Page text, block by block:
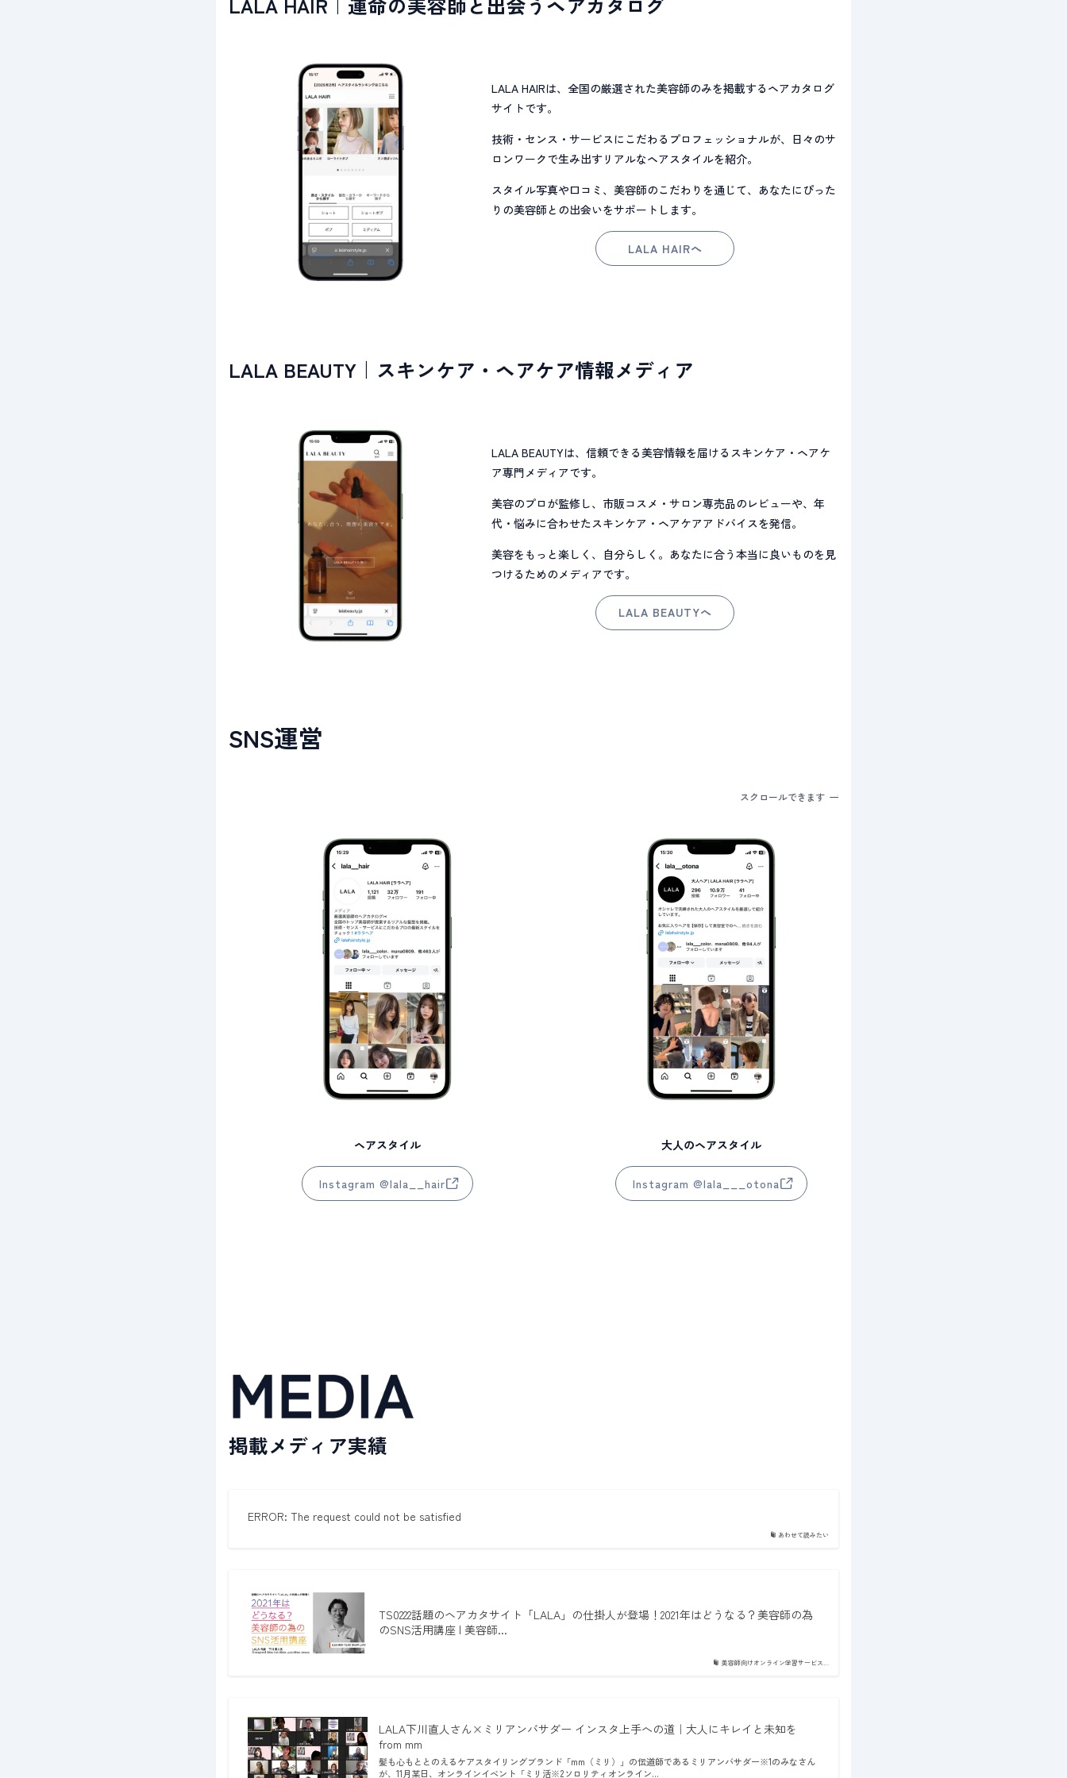
LALA HAIRは、全国の厳選された美容師のみを掲載するヘアカタログ
サイトです。
技術・センス・サービスにこだわるプロフェッショナルが、日々のサ
ロンワークで生み出すリアルなヘアスタイルを紹介。
スタイル写真や口コミ、美容師のこだわりを通じて、あなたにぴった
りの美容師との出会いをサポートします。
LALA HAIRへ
LALA BEAUTY ｜スキンケア・ヘアケア情報メディア
LALA BEAUTYは、信頼できる美容情報を届けるスキンケア・ヘアケ
ア専門メディアです。
美容のプロが監修し、市販コスメ・サロン専売品のレビューや、年
代・悩みに合わせたスキンケア・ヘアケアアドバイスを発信。
美容をもっと楽しく、自分らしく。あなたに合う本当に良いものを見
つけるためのメディアです。
LALA BEAUTYへ
SNS運営
スクロールできます
ヘアスタイル
Instagram @lala__hair
大人のヘアスタイル
Instagram @lala___otona
掲載メディア実績
あわせて読みたい
ERROR: The request could not be satisfied
美容師向けオンライン学習サービス...
TS0222話題のヘアカタサイト「LALA」の仕掛人が登場！2021年はどうなる？美容師の為
のSNS活用講座 | 美容師...
LALA下川直人さん×ミリアンバサダー インスタ上手への道｜大人にキレイと未知を
from mm
髪も心もととのえるケアスタイリングブランド「mm（ミリ）」の伝道師であるミリアンバサダー※1のみなさん
が、11月某日、オンラインイベント「ミリ活※2ソロリティオンライン...